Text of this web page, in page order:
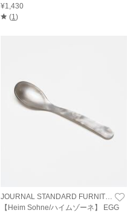
¥1,430
(1)
JOURNAL STANDARD FURNITURE
【Heim Sohne/ハイムゾーネ】 EGG